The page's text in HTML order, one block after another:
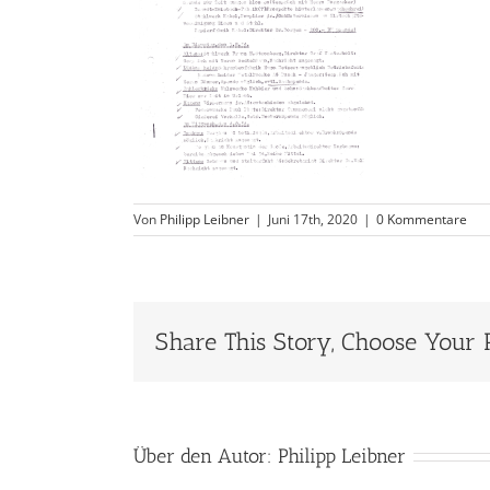
Von Philipp Leibner | Juni 17th, 2020 | 0 Kommentare
Share This Story, Choose Your
Über den Autor: Philipp Leibner